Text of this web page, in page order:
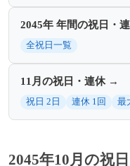
2045年 年間の祝日・
全祝日一覧
11月の祝日・連休 →
祝日 2日 連休 1回 最
2045年10月の祝